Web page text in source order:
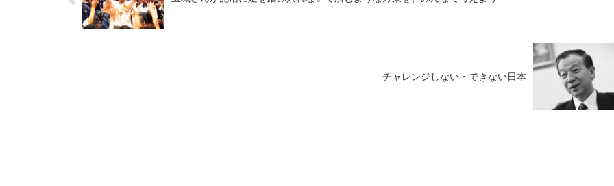
チャレンジしない・できない日本